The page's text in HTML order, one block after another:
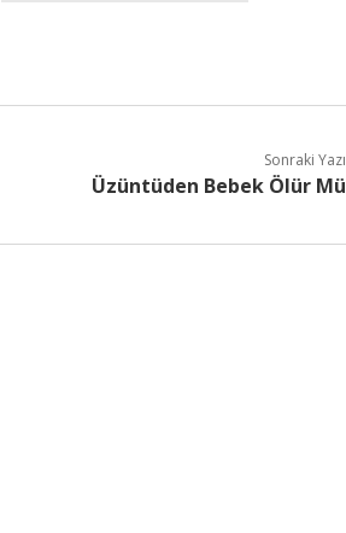
Sonraki Yazı
Üzüntüden Bebek Ölür Mü